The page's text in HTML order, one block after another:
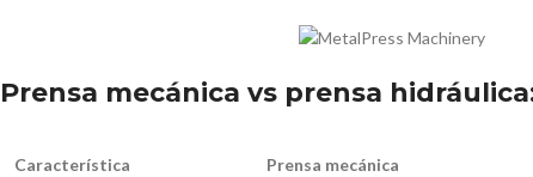
Prensa mecánica vs prensa
Característica Prensa mecánica